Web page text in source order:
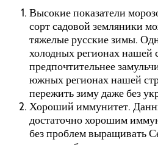
Высокие показатели
сорт садовой земляники
тяжелые русские зимы.
холодных регионах нашей
предпочтительнее
южных регионах нашей
пережить зиму даже без
Хороший иммунитет.
достаточно хорошим
без проблем выращивать